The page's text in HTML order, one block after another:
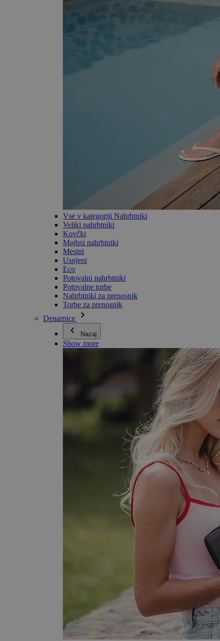
Vse v kategoriji Nahrbtniki
Veliki nahrbtniki
Kovčki
Majhni nahrbtniki
Mestni
Usnjeni
Eco
Potovalni nahrbtniki
Potovalne torbe
Nahrbtniki za prenosnik
Torbe za prenosnik
Denarnice
Nazaj
Show more